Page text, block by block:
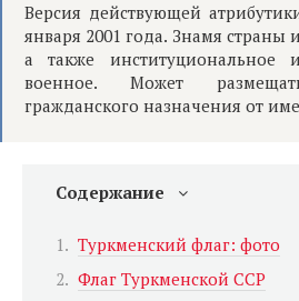
Версия действующей
января 2001 года. Знамя страны
а также институциональное
военное. Может
гражданского назначения от
Содержание
Туркменский флаг: фото
Флаг Туркменской ССР